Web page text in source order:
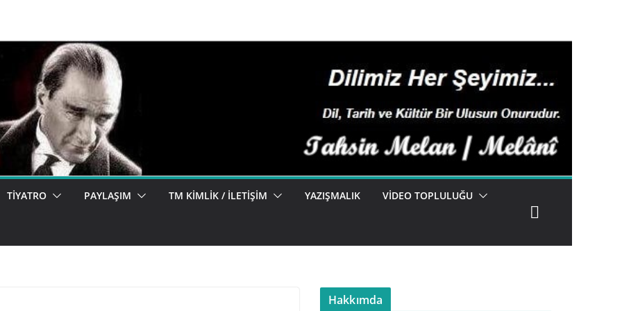
TIYATRO PAYLAŞIM TM KIMLIK / İLETIŞIM YAZIŞMALIK VIDEO TOPLULUĞU
Hakkımda